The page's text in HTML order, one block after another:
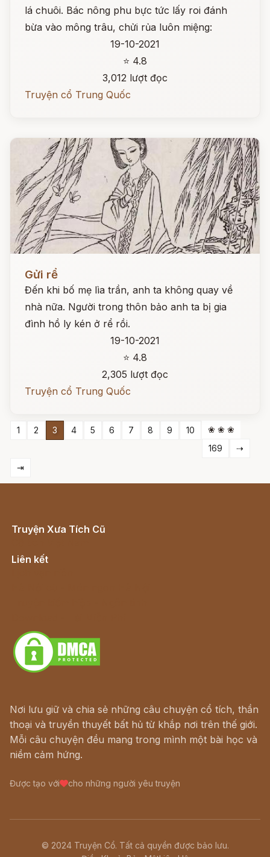
lá chuôi. Bác nông phu bực tức lấy roi đánh
bừa vào mông trâu, chửi rủa luôn miệng:
19-10-2021
⭐ 4.8
3,012 lượt đọc
Truyện cổ Trung Quốc
Gửi rể
Đến khi bố mẹ lìa trần, anh ta không quay về
nhà nữa. Người trong thôn bảo anh ta bị gia
đình hồ ly kén ở rể rồi.
19-10-2021
⭐ 4.8
2,305 lượt đọc
Truyện cổ Trung Quốc
1 2 3 4 5 6 7 8 9 10
❀ ❀ ❀
169
⇢
⇥
Truyện Xưa Tích Cũ
Liên kết
Nơi lưu giữ và chia sẻ những câu chuyện cổ tích, thần
thoại và truyền thuyết bất hủ từ khắp nơi trên thế giới.
Mỗi câu chuyện đều mang trong mình một bài học và
niềm cảm hứng.
Được tạo với cho những người yêu truyện
© 2024 Truyện Cổ. Tất cả quyền được bảo lưu.